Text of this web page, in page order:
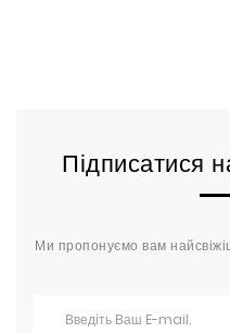
Підписатися
Ми пропонуємо вам